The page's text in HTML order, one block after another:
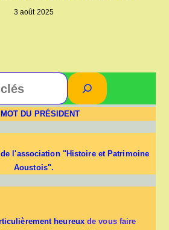
3 août 2025
Rechercher
DU PRÉSIDENT
l'association "Histoire et Patrimoine
Aoustois".
heureuxde vous faire